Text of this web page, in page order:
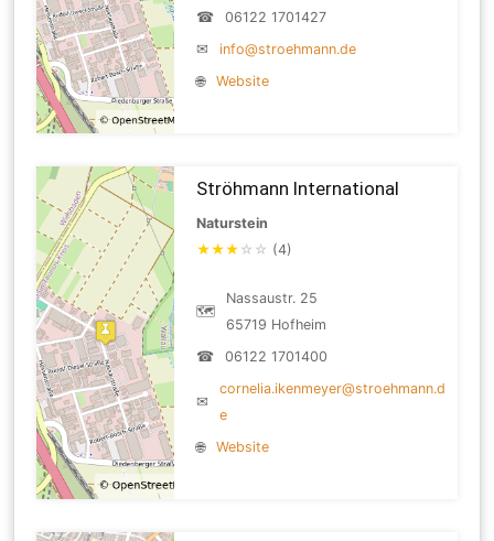
☎
06122 1701427
✉
info@stroehmann.de
🌐
Website
Ströhmann International
Naturstein
★★★ ☆ ☆ (4)
🗺
Nassaustr. 25
65719 Hofheim
☎
06122 1701400
✉
cornelia.ikenmeyer@stroehmann.d
e
🌐
Website